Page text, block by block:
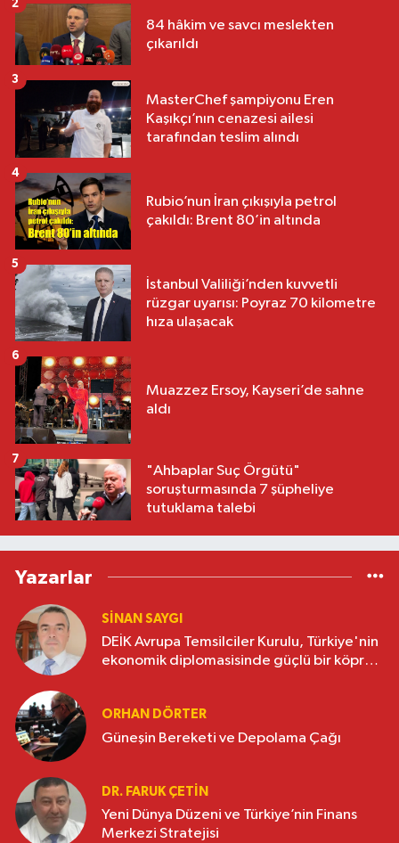
84 hâkim ve savcı meslekten
çıkarıldı
2
MasterChef şampiyonu Eren
Kaşıkçı’nın cenazesi ailesi
tarafından teslim alındı
3
Rubio’nun İran çıkışıyla petrol
çakıldı: Brent 80’in altında
4
İstanbul Valiliği’nden kuvvetli
rüzgar uyarısı: Poyraz 70 kilometre
hıza ulaşacak
5
Muazzez Ersoy, Kayseri’de sahne
aldı
6
"Ahbaplar Suç Örgütü"
soruşturmasında 7 şüpheliye
tutuklama talebi
7
Yazarlar
SINAN SAYGI
DEİK Avrupa Temsilciler Kurulu, Türkiye'nin
ekonomik diplomasisinde güçlü bir köprü
ORHAN DÖRTER
Güneşin Bereketi ve Depolama Çağı
DR. FARUK ÇETİN
Yeni Dünya Düzeni ve Türkiye’nin Finans
Merkezi Stratejisi